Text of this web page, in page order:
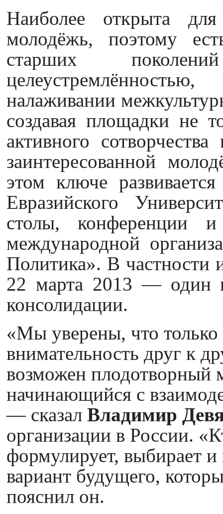
Наиболее открыта
молодёжь, поэтому
старших
налаживании
создавая площадки не
активного
заинтересованной
этом ключе
Евразийского
столы, конференции
международной
Политика». В частности
22 марта 2013 — один
консолидации.
«Мы уверены, что только
внимательность друг к
возможен плодотворный
начинающийся с
— сказал Владимир
организации в России.
формулирует, выбирает
вариант будущего,
пояснил он.